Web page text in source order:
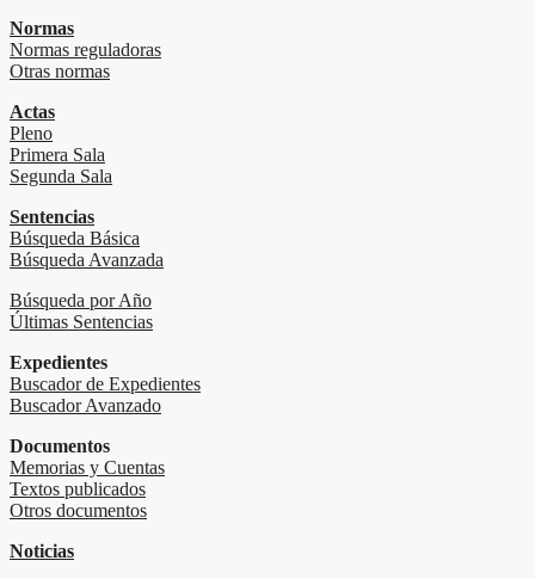
Normas
Normas reguladoras
Otras normas
Actas
Pleno
Primera Sala
Segunda Sala
Sentencias
Búsqueda Básica
Búsqueda Avanzada
Búsqueda por Año
Últimas Sentencias
Expedientes
Buscador de Expedientes
Buscador Avanzado
Documentos
Memorias y Cuentas
Textos publicados
Otros documentos
Noticias